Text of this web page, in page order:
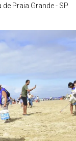
de Praia Grande - SP